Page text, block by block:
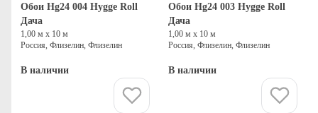
Обои Hg24 004 Hygge Roll
Дача
1,00 м х 10 м
Россия, Флизелин, Флизелин
В наличии
Обои Hg24 003 Hygge Roll
Дача
1,00 м х 10 м
Россия, Флизелин, Флизелин
В наличии